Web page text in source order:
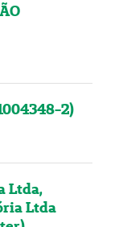
2)
Ltda,
Ltda